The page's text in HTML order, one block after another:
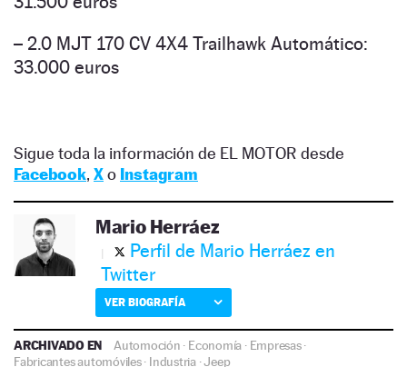
– 2.0 MJT 170 CV 4X4 Trailhawk Automático:
33.000 euros
Sigue toda la información de EL MOTOR desde
Facebook, Xo Instagram
Mario Herráez
Perfil de Mario Herráez en
Twitter
VER BIOGRAFÍA
ARCHIVADO EN Automoción · Economía · Empresas·
Fabricantes automóviles· Industria·Jeep